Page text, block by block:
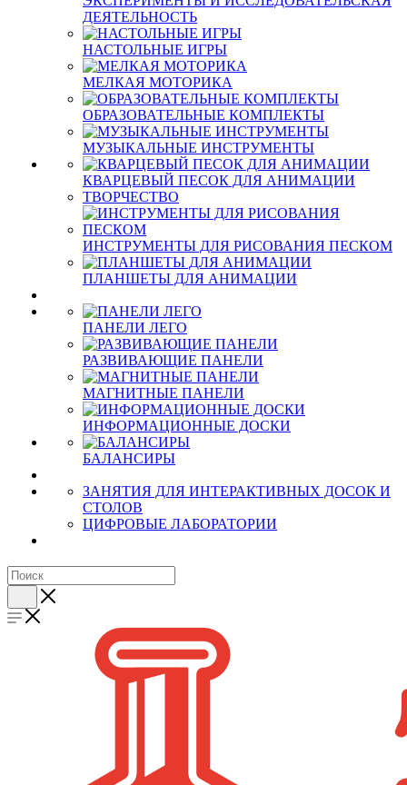
ДЕЯТЕЛЬНОСТЬ
НАСТОЛЬНЫЕ ИГРЫ
МЕЛКАЯ МОТОРИКА
ОБРАЗОВАТЕЛЬНЫЕ КОМПЛЕКТЫ
МУЗЫКАЛЬНЫЕ ИНСТРУМЕНТЫ
КВАРЦЕВЫЙ ПЕСОК ДЛЯ АНИМАЦИИ
ТВОРЧЕСТВО
ИНСТРУМЕНТЫ ДЛЯ РИСОВАНИЯ ПЕСКОМ
ПЛАНШЕТЫ ДЛЯ АНИМАЦИИ
ПАНЕЛИ ЛЕГО
РАЗВИВАЮЩИЕ ПАНЕЛИ
МАГНИТНЫЕ ПАНЕЛИ
ИНФОРМАЦИОННЫЕ ДОСКИ
БАЛАНСИРЫ
ЗАНЯТИЯ ДЛЯ ИНТЕРАКТИВНЫХ ДОСОК И
СТОЛОВ
ЦИФРОВЫЕ ЛАБОРАТОРИИ